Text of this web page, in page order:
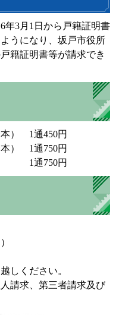
年3月1日から戸籍証明書
うになり、坂戸市役所
籍証明書等が請求でき
本） 1通450円
本） 1通750円
通750円
しください。
請求、第三者請求及び